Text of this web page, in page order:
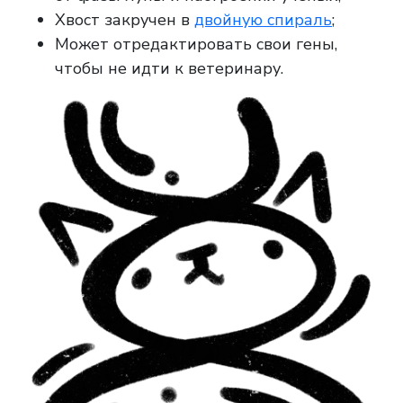
Хвост закручен в двойную спираль;
Может отредактировать свои гены,
чтобы не идти к ветеринару.